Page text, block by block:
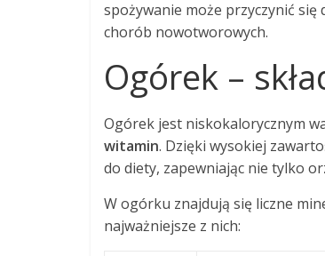
spożywanie może przyczynić
chorób nowotworowych.
Ogórek –
Ogórek jest niskokalorycznym
witamin. Dzięki wysokiej
do diety, zapewniając nie tylko
W ogórku znajdują się liczne
najważniejsze z nich: